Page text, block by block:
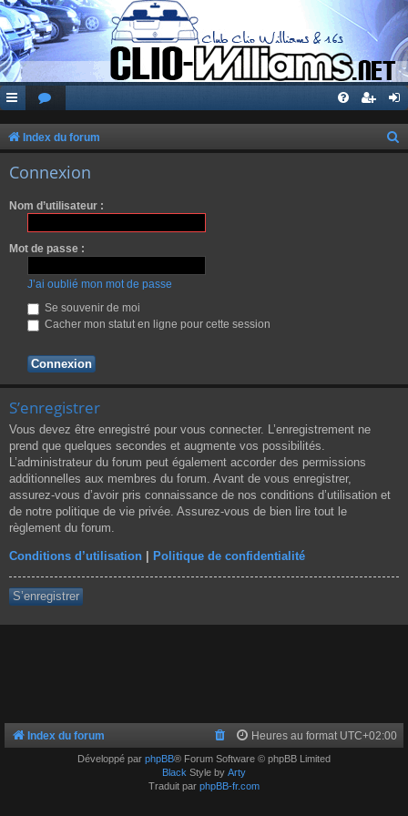
Index du forum
Connexion
Nom d’utilisateur :
Mot de passe :
J’ai oublié mon mot de passe
Se souvenir de moi
Cacher mon statut en ligne pour cette session
S’enregistrer
Vous devez être enregistré pour vous connecter. L’enregistrement ne
prend que quelques secondes et augmente vos possibilités.
L’administrateur du forum peut également accorder des permissions
additionnelles aux membres du forum. Avant de vous enregistrer,
assurez-vous d’avoir pris connaissance de nos conditions d’utilisation et
de notre politique de vie privée. Assurez-vous de bien lire tout le
règlement du forum.
Conditions d’utilisation Politique de confidentialité
S’enregistrer
Index du forum Heures au format UTC+02:00
Développé par phpBB® Forum Software © phpBB Limited
Black Style by Arty
Traduit par phpBB-fr.com